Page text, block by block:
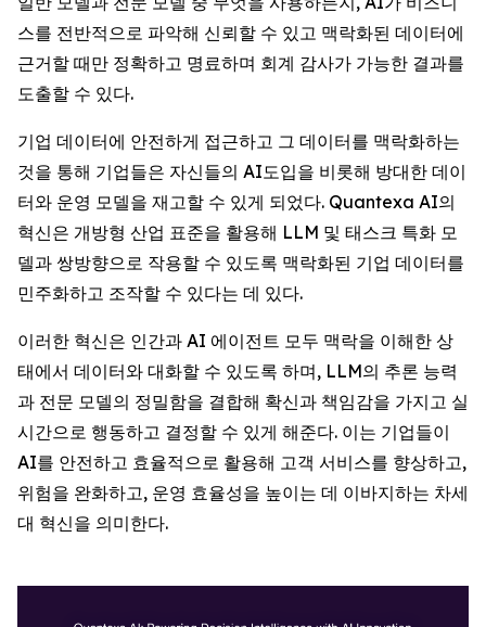
스를 전반적으로 파악해 신뢰할 수 있고 맥락화된 데이터에
근거할 때만 정확하고 명료하며 회계 감사가 가능한 결과를
도출할 수 있다.
기업 데이터에 안전하게 접근하고 그 데이터를 맥락화하는
것을 통해 기업들은 자신들의 AI도입을 비롯해 방대한 데이
터와 운영 모델을 재고할 수 있게 되었다. Quantexa AI의
혁신은 개방형 산업 표준을 활용해 LLM 및 태스크 특화 모
델과 쌍방향으로 작용할 수 있도록 맥락화된 기업 데이터를
민주화하고 조작할 수 있다는 데 있다.
이러한 혁신은 인간과 AI 에이전트 모두 맥락을 이해한 상
태에서 데이터와 대화할 수 있도록 하며, LLM의 추론 능력
과 전문 모델의 정밀함을 결합해 확신과 책임감을 가지고 실
시간으로 행동하고 결정할 수 있게 해준다. 이는 기업들이
AI를 안전하고 효율적으로 활용해 고객 서비스를 향상하고,
위험을 완화하고, 운영 효율성을 높이는 데 이바지하는 차세
대 혁신을 의미한다.